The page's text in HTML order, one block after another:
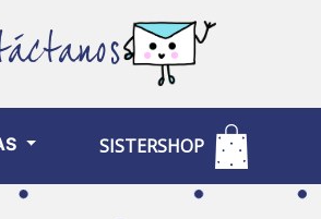
SISTERSHOP